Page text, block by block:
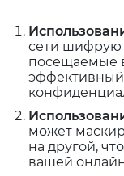
сети
посещаемые
может
на другой,
вашей